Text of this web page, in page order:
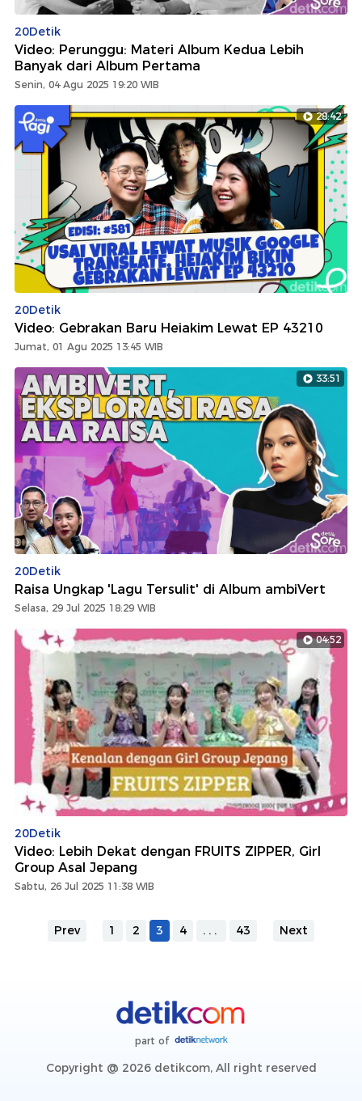
20Detik
Video: Perunggu: Materi Album Kedua Lebih
Banyak dari Album Pertama
Senin, 04 Agu 2025 19:20 WIB
28:42
20Detik
Video: Gebrakan Baru Heiakim Lewat EP 43210
Jumat, 01 Agu 2025 13:45 WIB
33:51
20Detik
Raisa Ungkap 'Lagu Tersulit' di Album ambiVert
Selasa, 29 Jul 2025 18:29 WIB
04:52
20Detik
Video: Lebih Dekat dengan FRUITS ZIPPER, Girl
Group Asal Jepang
Sabtu, 26 Jul 2025 11:38 WIB
Prev 1 2 3 4 ... 43 Next
part of
Copyright @ 2026 detikcom, All right reserved